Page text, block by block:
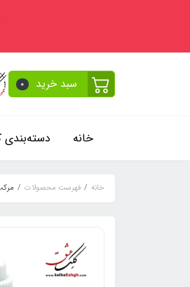
سبد خرید 0
خانه دسته‌بندی
خانه فهرست محصولات